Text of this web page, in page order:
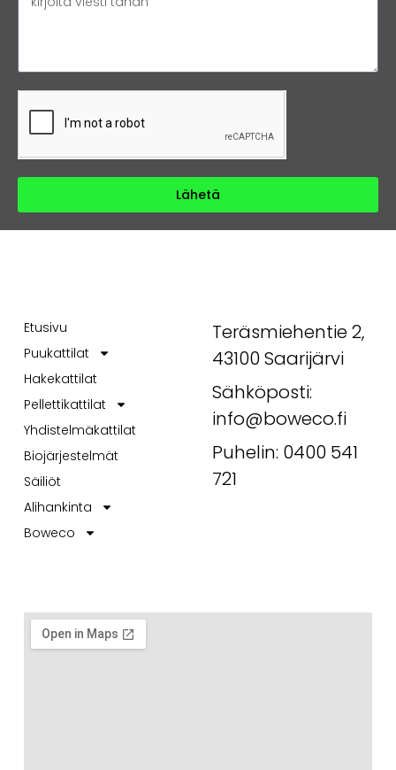
Lähetä
Etusivu
Puukattilat
Hakekattilat
Pellettikattilat
Yhdistelmäkattilat
Biojärjestelmät
Säiliöt
Alihankinta
Boweco
Teräsmiehentie 2,
43100 Saarijärvi
Sähköposti:
info@boweco.fi
Puhelin: 0400 541
721